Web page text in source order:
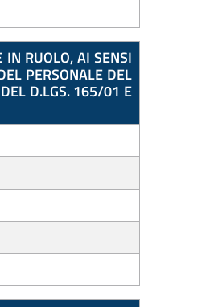
IN RUOLO, AI SENSI
PERSONALE DEL
D.LGS. 165/01 E